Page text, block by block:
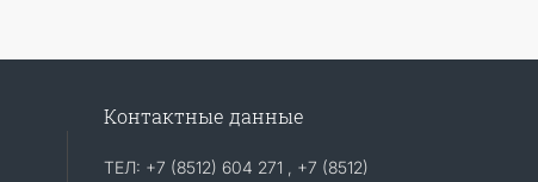
Контактные данные
ТЕЛ: +7 (8512) 604 271 , +7 (8512)